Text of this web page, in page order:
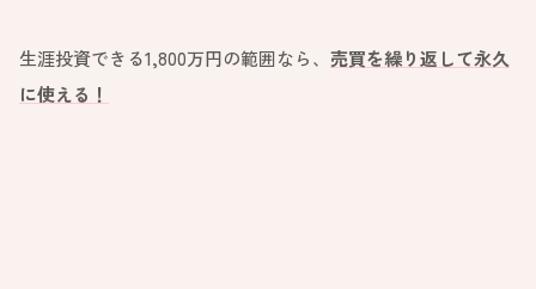
生涯投資できる1,800万円の範囲なら、 売買を繰り返して永久
に使える！